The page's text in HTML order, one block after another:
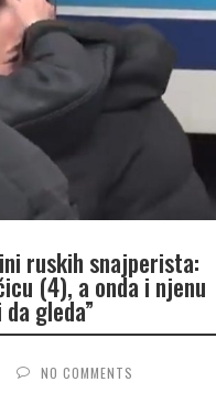
ruskih snajperista:
(4), a onda i njenu
gleda”
NO COMMENTS